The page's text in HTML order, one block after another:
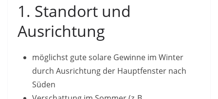
1. Standort und
Ausrichtung
möglichst gute solare Gewinne im Winter
durch Ausrichtung der Hauptfenster nach
Süden